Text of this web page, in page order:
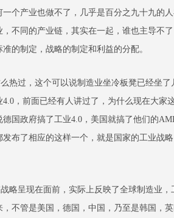
个产业也做不了，几乎是百分之九十九的
不同的产业链，其实在一起，谁也主导不
的制定，战略的制定和利益的分配。
过，这个可以说制造业坐冷板凳已经坐了
，前面已经有人讲过了，为什么现在大家
国政府搞了工业4.0，美国就搞了他们的
布了相应的这样一个，就是国家的工业战
呈现在面前，实际上反映了全球制造业，
不管是美国，德国，中国，乃至是韩国，